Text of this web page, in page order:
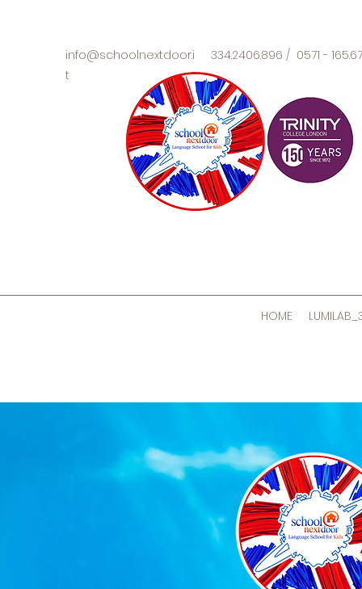
info@schoolnextdoor.i
t
334.2406.896 / 0571 -
HOME